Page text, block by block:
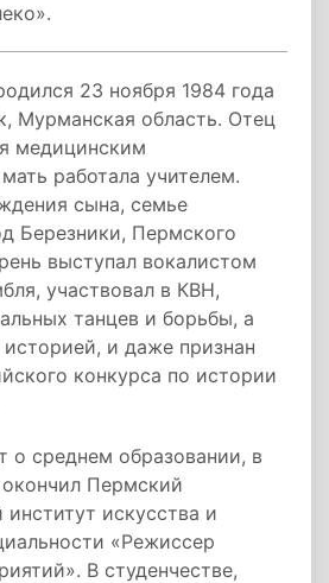
23 ноября 1984 года
Мурманская область. Отец
медицинским
работала учителем.
сына, семье
Березники, Пермского
выступал вокалистом
участвовал в КВН,
танцев и борьбы, а
и даже признан
конкурса по истории
о среднем образовании, в
Пермский
институт искусства и
«Режиссер
В студенчестве,